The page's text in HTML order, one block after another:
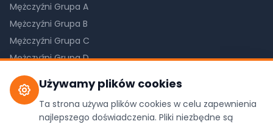
Używamy plików cookies
Ta strona używa plików cookies w celu zapewnienia
najlepszego doświadczenia. Pliki niezbędne są
Mężczyźni Grupa A
Mężczyźni Grupa B
Mężczyźni Grupa C
Mężczyźni Grupa D
Kobiety Grupa A
Kobiety Grupa B
Kobiety Grupa C